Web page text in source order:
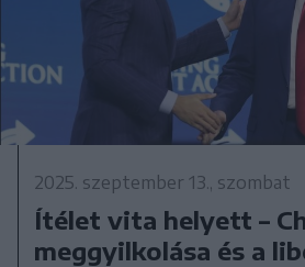
2025. szeptember 13., szombat
Ítélet vita helyett –
meggyilkolása és a